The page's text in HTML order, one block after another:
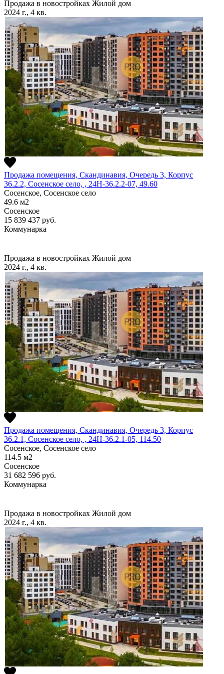
Продажа в новостройках Жилой дом
2024 г., 4 кв.
Продажа помещения, Скандинавия, Очередь 3, Корпус
36.2.2, Сосенское село, , 24Н-36.2.2-07, 49.60
Сосенское, Сосенское село
49.6 м2
Сосенское
15 839 437 руб.
Коммунарка
Продажа в новостройках Жилой дом
2024 г., 4 кв.
Продажа помещения, Скандинавия, Очередь 3, Корпус
36.2.1, Сосенское село, , 24Н-36.2.1-05, 114.50
Сосенское, Сосенское село
114.5 м2
Сосенское
31 682 596 руб.
Коммунарка
Продажа в новостройках Жилой дом
2024 г., 4 кв.